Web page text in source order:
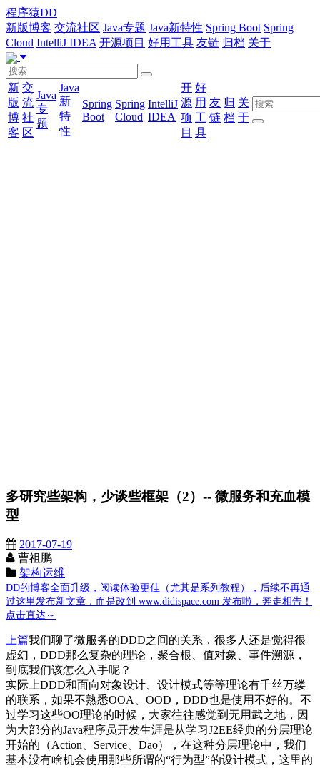
程序猿DD
新版博客 交流社区 Java专题 Java新特性 Spring Boot Spring
Cloud IntelliJ IDEA 开源项目 好用工具 友链 归档 关于
新
版
博
客
交
流
社
区
Java
专
题
Java
新
特
性
Spring
Boot
Spring
Cloud
IntelliJ
IDEA
开
源
项
目
好
用
工
具
友
链
归
档
关
于
多研究些架构，少谈些框架（2）-- 微服务和充血模
型
2017-07-19
曹祖鹏
架构运维
DD的博客全面升级，阅读体验更佳（尤其是系列教程），后续不再通
过这里发布新文章，而是改到 www.didispace.com 发布啦，奔走相告！
点击直达～
上篇我们聊了微服务的DDD之间的关系，很多人还是觉得很
虚幻，DDD那么复杂的理论，聚合根、值对象、事件溯源，
到底我们该怎么入手呢？
实际上DDD和面向对象设计、设计模式等等理论有千丝万缕
的联系，如果不熟悉OOA、OOD，DDD也是使用不好的。不
过学习这些OO理论的时候，大家往往感觉到无用武之地，因
为大部分的Java程序员开发生涯是从学习J2EE经典的分层理论
开始的（Action、Service、Dao），在这种分层理论中，我们
基本没有啥机会使用那些所谓的“行为型”的设计模式，这里的